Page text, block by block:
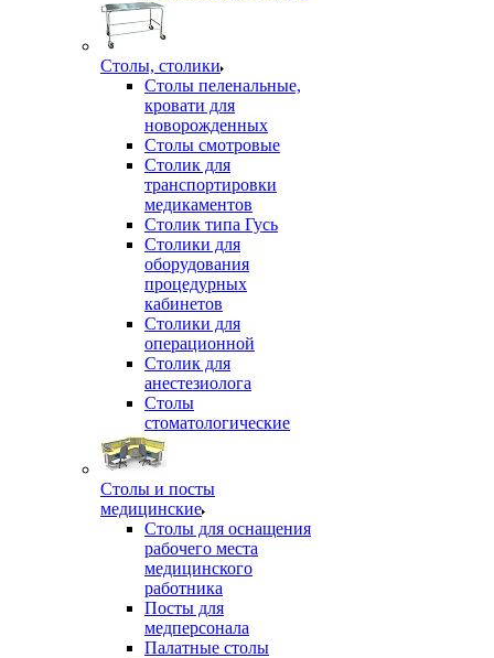
Столы, столики
Столы пеленальные,
кровати для
новорожденных
Столы смотровые
Столик для
транспортировки
медикаментов
Столик типа Гусь
Столики для
оборудования
процедурных
кабинетов
Столики для
операционной
Столик для
анестезиолога
Столы
стоматологические
Столы и посты
медицинские
Столы для оснащения
рабочего места
медицинского
работника
Посты для
медперсонала
Палатные столы